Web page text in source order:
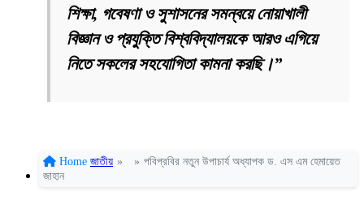
শিক্ষা, গবেষণা ও সুশাসনের সমন্বয়ে নোয়াখালী
বিজ্ঞান ও প্রযুক্তি বিশ্ববিদ্যালয়কে আরও এগিয়ে
নিতে সকলের সহযোগিতা কামনা করছি।”
Home জাতীয় » » পবিপ্রবির নতুন উপাচার্য অধ্যাপক ড. এস এম হেমায়েত
জাহান